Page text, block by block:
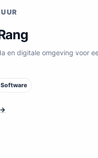
en digitale omgeving voor
Software
→